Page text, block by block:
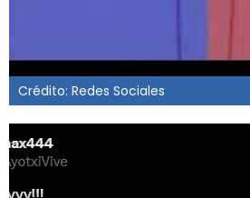
Crédito: Redes Sociales